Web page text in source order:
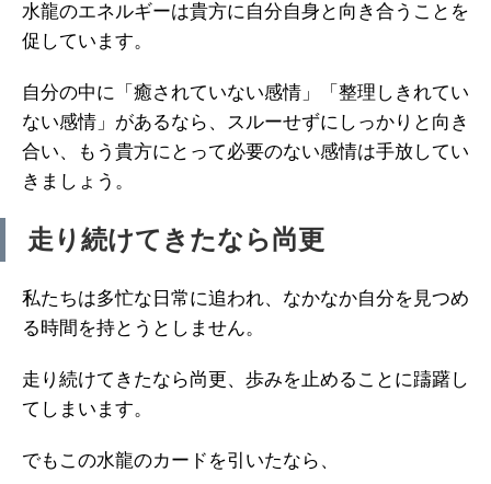
水龍のエネルギーは貴方に自分自身と向き合うことを
促しています。
自分の中に「癒されていない感情」「整理しきれてい
ない感情」があるなら、スルーせずにしっかりと向き
合い、もう貴方にとって必要のない感情は手放してい
きましょう。
走り続けてきたなら尚更
私たちは多忙な日常に追われ、なかなか自分を見つめ
る時間を持とうとしません。
走り続けてきたなら尚更、歩みを止めることに躊躇し
てしまいます。
でもこの水龍のカードを引いたなら、